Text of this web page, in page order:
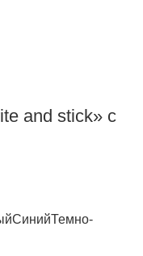
and stick» с
СинийТемно-